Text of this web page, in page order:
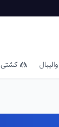
🤼 کشتی